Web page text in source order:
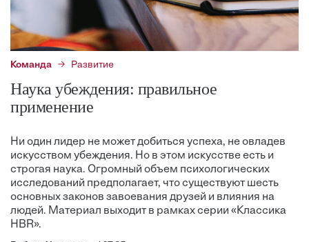
Команда Развитие
Наука убеждения: правильное
применение
Ни один лидер не может добиться успеха, не овладев
искусством убеждения. Но в этом искусстве есть и
строгая наука. Огромный объем психологических
исследований предполагает, что существуют шесть
основных законов завоевания друзей и влияния на
людей. Материал выходит в рамках серии «Классика
HBR».